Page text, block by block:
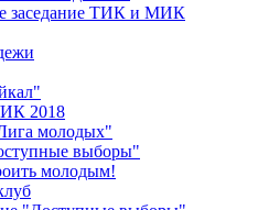
заседание ТИК и МИК
2018
молодых"
выборы"
молодым!